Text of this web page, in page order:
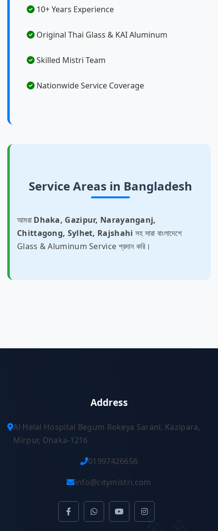
10+ Years Experience
Original Thai Glass & KAI Aluminum
Skilled Mistri Team
Nationwide Service Coverage
Service Areas in Bangladesh
আমরা Dhaka, Gazipur, Narayanganj,
Chittagong, Sylhet, Rajshahi সহ সারা বাংলাদেশে
Glass & Aluminum Service প্রদান করি।
Address
Al Helal Hospital Begum Rokeya Sarani, Kazipara,
Mirpur, Dhaka-1216
01997426656
info@citymistri.com